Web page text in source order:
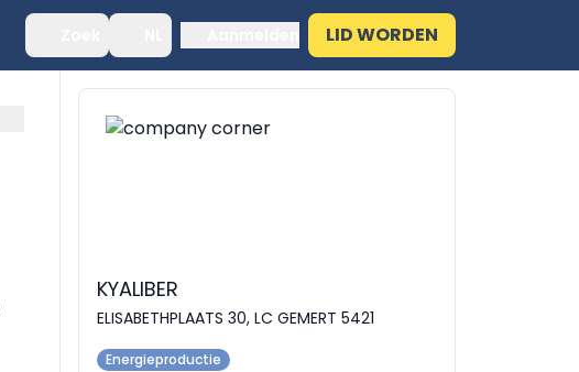
LID WORDEN
KYALIBER
ELISABETHPLAATS 30, LC GEMERT 5421
Energieproductie